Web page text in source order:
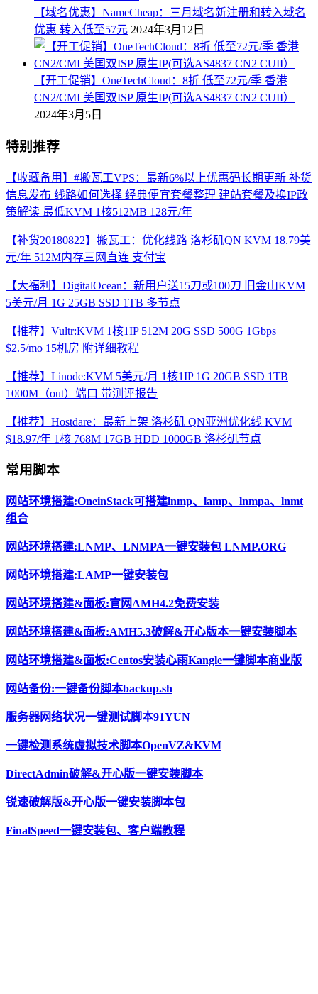
【域名优惠】NameCheap：三月域名新注册和转入域名
优惠 转入低至57元 2024年3月12日
【开工促销】OneTechCloud：8折 低至72元/季 香港
CN2/CMI 美国双ISP 原生IP(可选AS4837 CN2 CUII）
2024年3月5日
特别推荐
【收藏备用】#搬瓦工VPS：最新6%以上优惠码长期更新 补货
信息发布 线路如何选择 经典便宜套餐整理 建站套餐及换IP政
策解读 最低KVM 1核512MB 128元/年
【补货20180822】搬瓦工：优化线路 洛杉矶QN KVM 18.79美
元/年 512M内存三网直连 支付宝
【大福利】DigitalOcean：新用户送15刀或100刀 旧金山KVM
5美元/月 1G 25GB SSD 1TB 多节点
【推荐】Vultr:KVM 1核1IP 512M 20G SSD 500G 1Gbps
$2.5/mo 15机房 附详细教程
【推荐】Linode:KVM 5美元/月 1核1IP 1G 20GB SSD 1TB
1000M（out）端口 带测评报告
【推荐】Hostdare：最新上架 洛杉矶 QN亚洲优化线 KVM
$18.97/年 1核 768M 17GB HDD 1000GB 洛杉矶节点
常用脚本
网站环境搭建:OneinStack可搭建lnmp、lamp、lnmpa、lnmt
组合
网站环境搭建:LNMP、LNMPA一键安装包 LNMP.ORG
网站环境搭建:LAMP一键安装包
网站环境搭建&面板:官网AMH4.2免费安装
网站环境搭建&面板:AMH5.3破解&开心版本一键安装脚本
网站环境搭建&面板:Centos安装心雨Kangle一键脚本商业版
网站备份:一键备份脚本backup.sh
服务器网络状况一键测试脚本91YUN
一键检测系统虚拟技术脚本OpenVZ&KVM
DirectAdmin破解&开心版一键安装脚本
锐速破解版&开心版一键安装脚本包
FinalSpeed一键安装包、客户端教程